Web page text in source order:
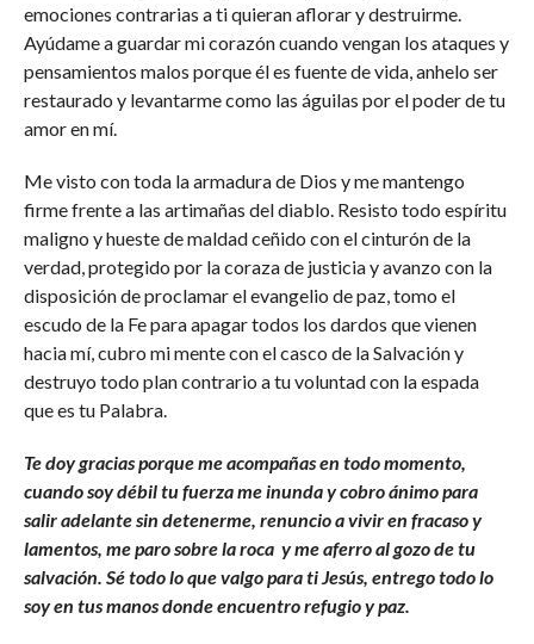
emociones contrarias a ti quieran aflorar y destruirme.
Ayúdame a guardar mi corazón cuando vengan los ataques y
pensamientos malos porque él es fuente de vida, anhelo ser
restaurado y levantarme como las águilas por el poder de tu
amor en mí.
Me visto con toda la armadura de Dios y me mantengo
firme frente a las artimañas del diablo. Resisto todo espíritu
maligno y hueste de maldad ceñido con el cinturón de la
verdad, protegido por la coraza de justicia y avanzo con la
disposición de proclamar el evangelio de paz, tomo el
escudo de la Fe para apagar todos los dardos que vienen
hacia mí, cubro mi mente con el casco de la Salvación y
destruyo todo plan contrario a tu voluntad con la espada
que es tu Palabra.
Te doy gracias porque me acompañas en todo momento,
cuando soy débil tu fuerza me inunda y cobro ánimo para
salir adelante sin detenerme, renuncio a vivir en fracaso y
lamentos, me paro sobre la roca y me aferro al gozo de tu
salvación. Sé todo lo que valgo para ti Jesús, entrego todo lo
soy en tus manos donde encuentro refugio y paz.